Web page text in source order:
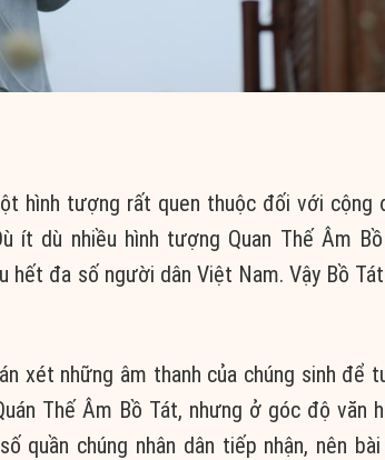
hình tượng rất quen thuộc đối với cộng
ít dù nhiều hình tượng Quan Thế Âm
đa số người dân Việt Nam. Vậy Bồ
xét những âm thanh của chúng sinh để
Thế Âm Bồ Tát, nhưng ở góc độ văn
quần chúng nhân dân tiếp nhận, nên